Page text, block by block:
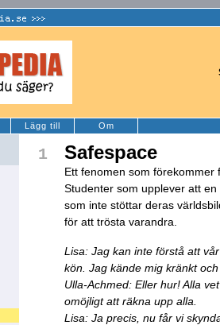
Lägg till Om
1 Safespace
Ett fenomen som förekommer
Studenter som upplever att
som inte stöttar deras
för att trösta varandra.
Lisa: Jag kan inte förstå att
kön. Jag kände mig kränkt
Ulla-Achmed: Eller hur! Alla
omöjligt att räkna upp alla.
Lisa: Ja precis, nu får vi